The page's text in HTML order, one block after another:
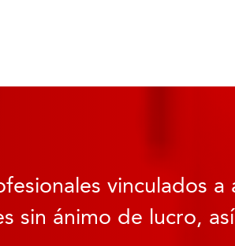
vinculados
sin ánimo de lucro,